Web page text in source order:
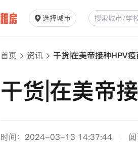
选择城市
首页 资讯 干货|在美帝接种HPV
干货|在美帝
时间：2024-03-13 14:37:44